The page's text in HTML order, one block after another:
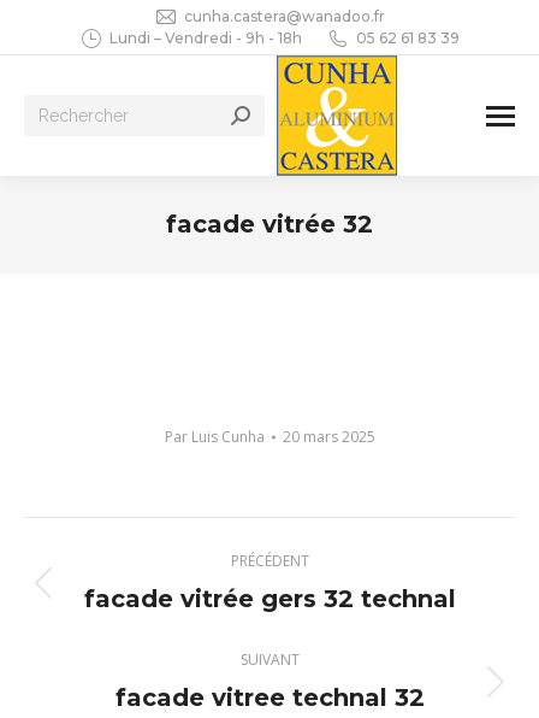
cunha.castera@wanadoo.fr
Lundi – Vendredi - 9h - 18h
05 62 61 83 39
Recherche
facade vitrée 32
Par Luis Cunha 20 mars 2025
album
PRÉCÉDENT
Album
:
facade vitrée gers 32 technal
SUIVANT
Album
facade vitree technal 32